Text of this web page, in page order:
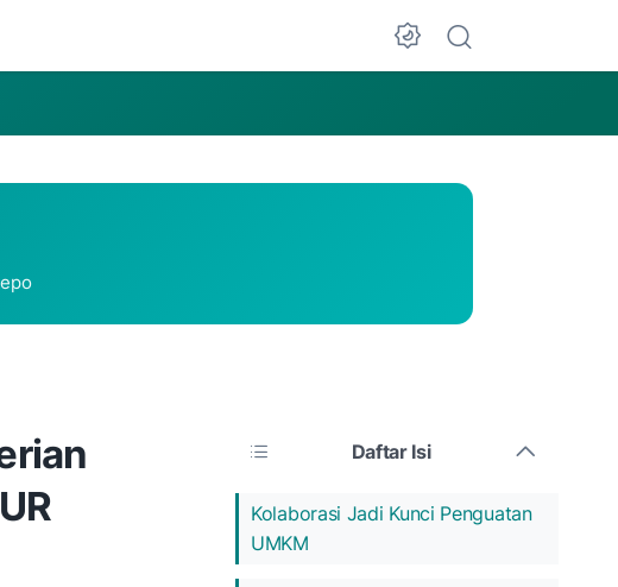
Dark Mode
Daftar Isi
Kolaborasi Jadi Kunci Penguatan
UMKM